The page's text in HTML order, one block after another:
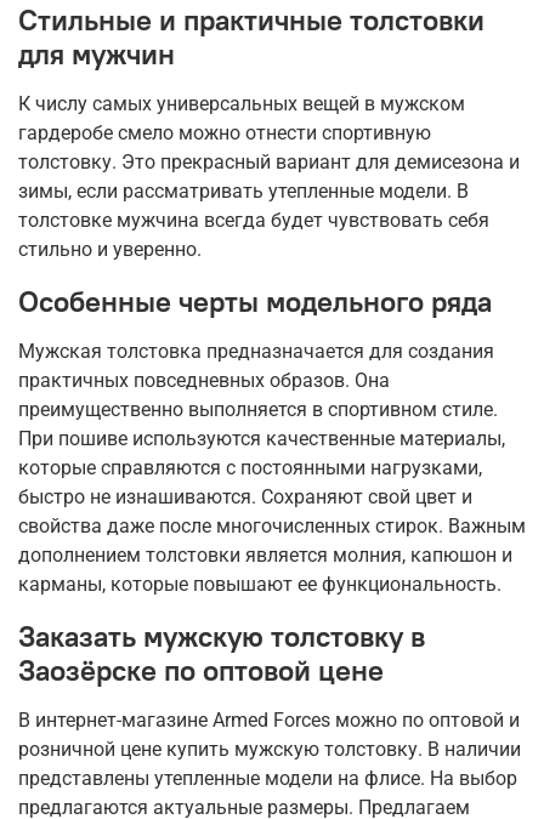
Стильные и практичные толстовки
для мужчин
К числу самых универсальных вещей в мужском
гардеробе смело можно отнести спортивную
толстовку. Это прекрасный вариант для демисезона и
зимы, если рассматривать утепленные модели. В
толстовке мужчина всегда будет чувствовать себя
стильно и уверенно.
Особенные черты модельного ряда
Мужская толстовка предназначается для создания
практичных повседневных образов. Она
преимущественно выполняется в спортивном стиле.
При пошиве используются качественные материалы,
которые справляются с постоянными нагрузками,
быстро не изнашиваются. Сохраняют свой цвет и
свойства даже после многочисленных стирок. Важным
дополнением толстовки является молния, капюшон и
карманы, которые повышают ее функциональность.
Заказать мужскую толстовку в
Заозёрске по оптовой цене
В интернет-магазине Armed Forces можно по оптовой и
розничной цене купить мужскую толстовку. В наличии
представлены утепленные модели на флисе. На выбор
предлагаются актуальные размеры. Предлагаем